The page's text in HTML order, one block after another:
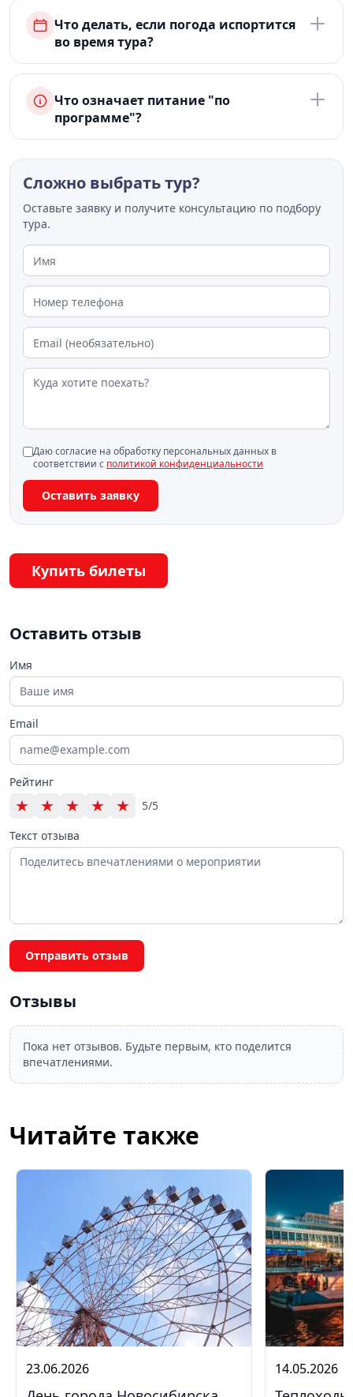
Что делать, если погода испортится
во время тура?
Что означает питание "по
программе"?
Сложно выбрать тур?
Оставьте заявку и получите консультацию по подбору
тура.
Даю согласие на обработку персональных данных в
соответствии с политикой конфиденциальности
Оставить заявку
Купить билеты
Оставить отзыв
Имя
Email
Рейтинг
★ ★ ★ ★ ★
5/5
Текст отзыва
Отправить отзыв
Отзывы
Пока нет отзывов. Будьте первым, кто поделится
впечатлениями.
Читайте также
23.06.2026 14.05.2026